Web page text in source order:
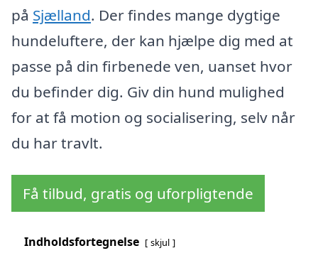
på Sjælland. Der findes mange dygtige
hundeluftere, der kan hjælpe dig med at
passe på din firbenede ven, uanset hvor
du befinder dig. Giv din hund mulighed
for at få motion og socialisering, selv når
du har travlt.
Få tilbud, gratis og uforpligtende
Indholdsfortegnelse skjul